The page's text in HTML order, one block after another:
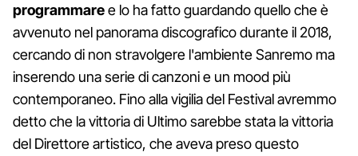
programmaree lo ha fatto guardando quello che è
avvenuto nel panorama discografico durante il 2018,
cercando di non stravolgere l'ambiente Sanremo ma
inserendo una serie di canzoni e un mood più
contemporaneo. Fino alla vigilia del Festival avremmo
detto che la vittoria di Ultimo sarebbe stata la vittoria
del Direttore artistico, che aveva preso questo